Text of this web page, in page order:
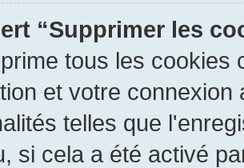
“Supprimer les
tous les cookies
et votre
telles que
si cela a été activé